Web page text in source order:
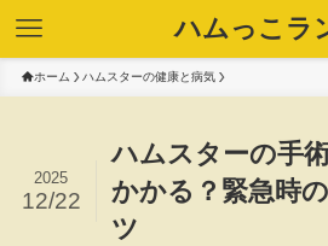
ハムっこラ
ホーム ハムスターの健康と病気
ハムスターの手
かかる？緊急時
ツ
2025
12/22